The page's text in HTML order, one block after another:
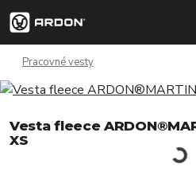
Pracovné vesty
Vesta fleece
XS